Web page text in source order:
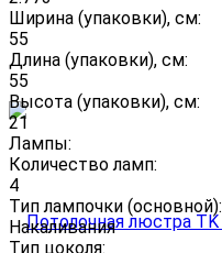
Ширина (упаковки), см:
55
Длина (упаковки), см:
55
Высота (упаковки), см:
21
Лампы:
Количество ламп:
4
Тип лампочки (основной):
Накаливания
Тип цоколя: